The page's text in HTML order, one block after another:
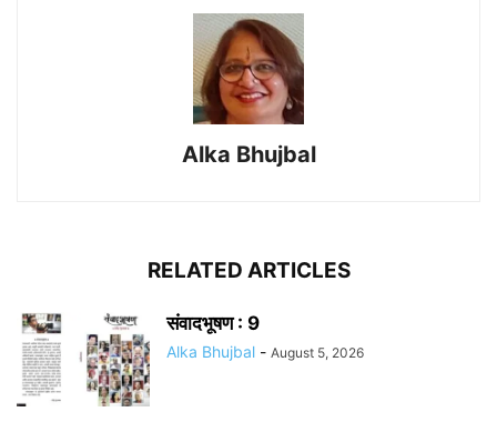
Alka Bhujbal
RELATED ARTICLES
संवादभूषण : 9
Alka Bhujbal - August 5, 2026